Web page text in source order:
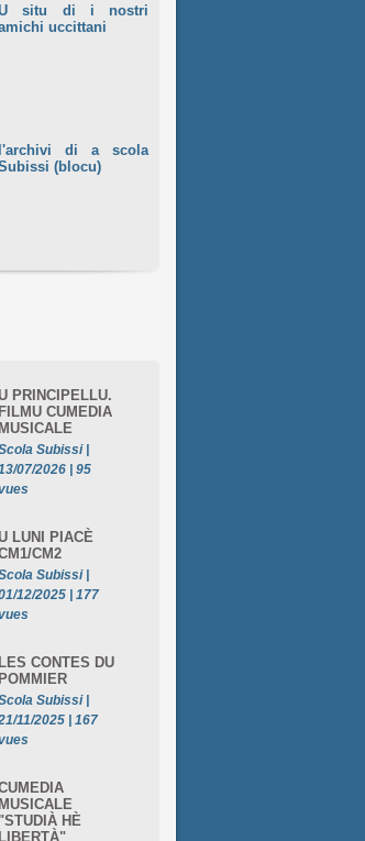
situ di i nostri
uccittani
l'archivi di a scola
(blocu)
PRINCIPELLU.
FILMU CUMEDIA
MUSICALE
Subissi |
07/2026 | 95
LUNI PIACÈ
CM2
Subissi |
12/2025 | 177
LES CONTES DU
POMMIER
Subissi |
11/2025 | 167
MUSICALE
"STUDIÀ HÈ
LIBERTÀ"